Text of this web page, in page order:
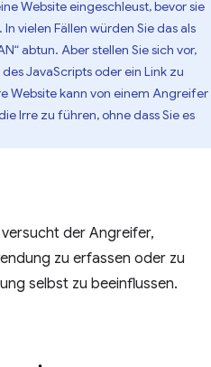
Website eingeschleust, bevor sie
vielen Fällen würden Sie das als
abtun. Aber stellen Sie sich vor,
JavaScripts oder ein Link zu
Website kann von einem Angreifer
Irre zu führen, ohne dass Sie es
der Angreifer,
zu erfassen oder zu
selbst zu beeinflussen.